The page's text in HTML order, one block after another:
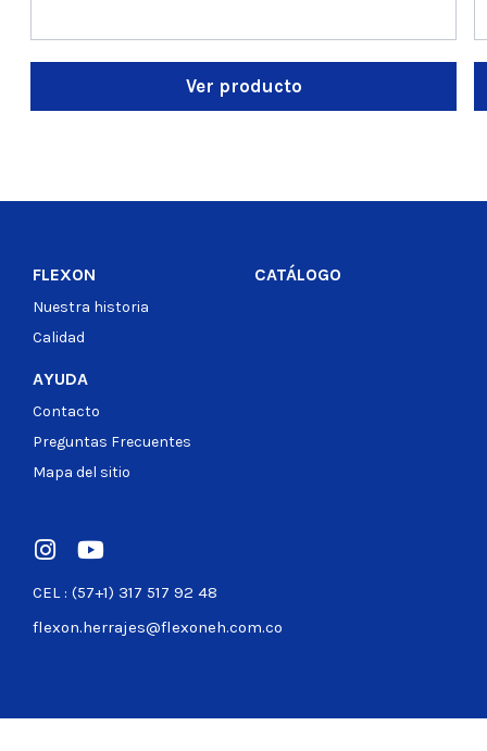
Ver producto
CEL : (57+1) 317 517 92 48
flexon.herrajes@flexoneh.com.co
FLEXON
Nuestra historia
Calidad
CATÁLOGO
AYUDA
Contacto
Preguntas Frecuentes
Mapa del sitio